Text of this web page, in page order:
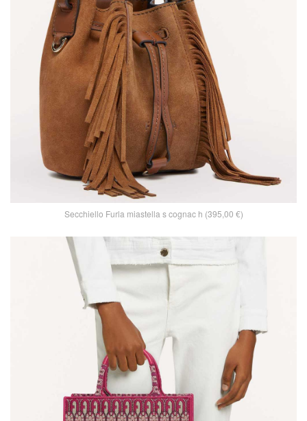
Secchiello Furla miastella s cognac h (395,00 €)